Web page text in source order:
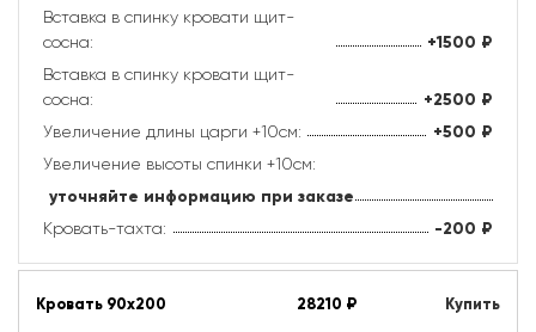
Вставка в спинку кровати щит-
сосна:
+1500 ₽
Вставка в спинку кровати щит-
сосна:
+2500 ₽
Увеличение длины царги +10см: +500 ₽
Увеличение высоты спинки +10см:
уточняйте информацию при заказе
Кровать-тахта: -200 ₽
Кровать 90х200 28210 ₽ Купить